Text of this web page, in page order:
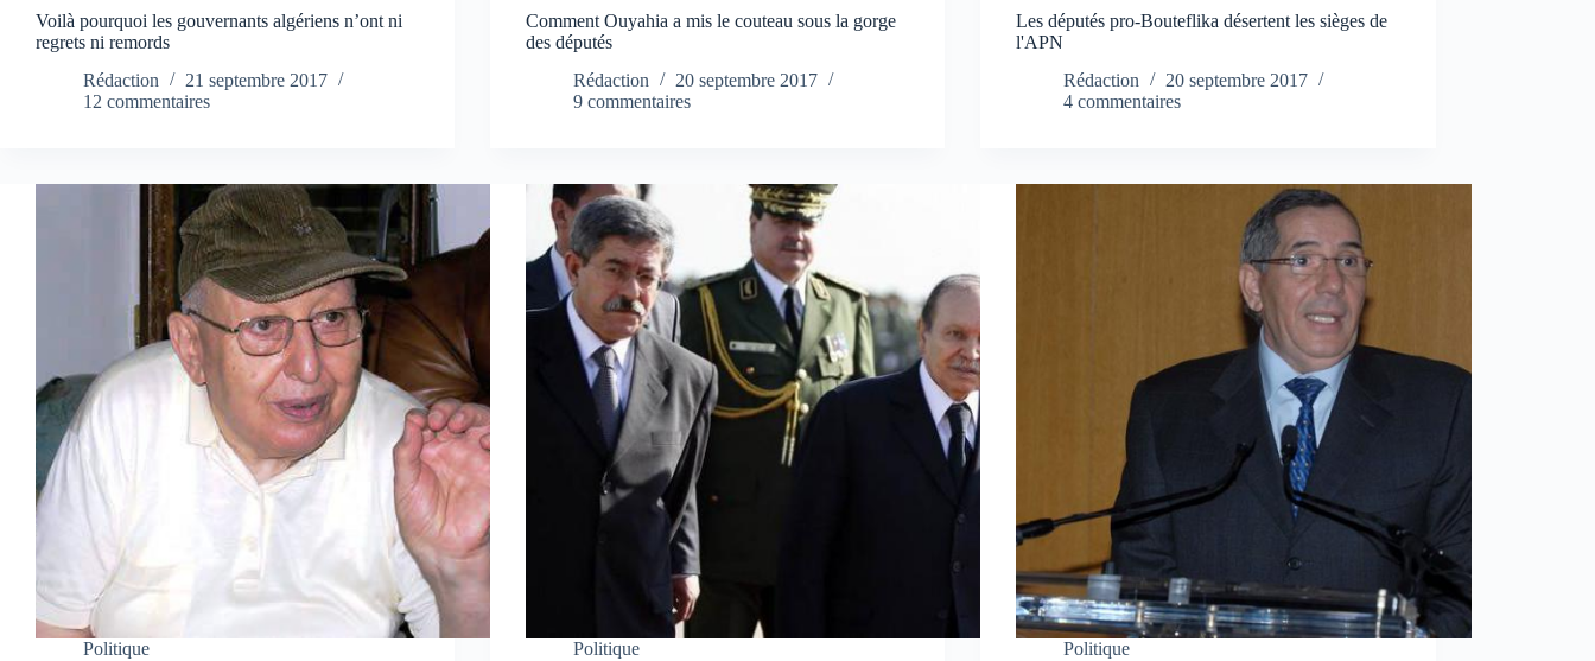
Voilà pourquoi les gouvernants algériens n’ont ni
regrets ni remords
Rédaction
21 septembre 2017
12 commentaires
Comment Ouyahia a mis le couteau sous la gorge
des députés
Rédaction
20 septembre 2017
9 commentaires
Les députés pro-Bouteflika désertent les sièges de
l'APN
Rédaction
20 septembre 2017
4 commentaires
Politique Politique Politique